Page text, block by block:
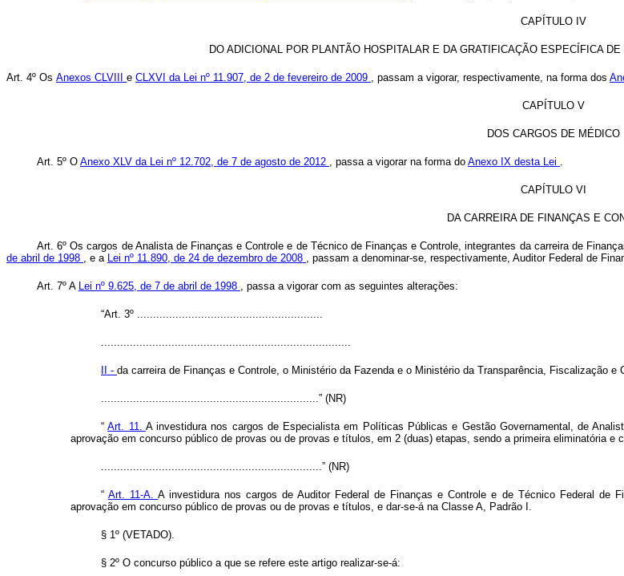
CAPÍTULO IV
DO ADICIONAL POR PLANTÃO HOSPITALAR E DA GRATIFICAÇÃO ESPECÍFICA
Art. 4º Os Anexos CLVIII e CLXVI da Lei nº 11.907, de 2 de fevereiro de 2009 , passam a vigorar, respectivamente, na forma dos
CAPÍTULO V
DOS CARGOS DE MÉDICO
Art. 5º O Anexo XLV da Lei nº 12.702, de 7 de agosto de 2012 , passa a vigorar na forma do Anexo IX desta Lei .
CAPÍTULO VI
DA CARREIRA DE FINANÇAS E
Art. 6º Os cargos de Analista de Finanças e Controle e de Técnico de Finanças e Controle, integrantes da carreira de
de abril de 1998 , e a Lei nº 11.890, de 24 de dezembro de 2008 , passam a denominar-se, respectivamente, Auditor Federal de
Art. 7º A Lei nº 9.625, de 7 de abril de 1998 , passa a vigorar com as seguintes alterações:
“Art. 3º ..........................................................
..............................................................................
II - da carreira de Finanças e Controle, o Ministério da Fazenda e o Ministério da Transparência, Fiscalização e
....................................................................” (NR)
“Art. 11. A investidura nos cargos de Especialista em Políticas Públicas e Gestão Governamental, de
aprovação em concurso público de provas ou de provas e títulos, em 2 (duas) etapas, sendo a primeira eliminatória
.....................................................................” (NR)
“Art. 11-A.A investidura nos cargos de Auditor Federal de Finanças e Controle e de Técnico Federal de
aprovação em concurso público de provas ou de provas e títulos, e dar-se-á na Classe A, Padrão I.
§ 1º (VETADO).
§ 2º O concurso público a que se refere este artigo realizar-se-á: